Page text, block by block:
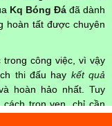
Kq Bóng Đá đã dành
hoàn tất được chuyên
công việc, vì vậy
thi đấu hay kết quả
hoàn hảo nhất. Tuy
trọn vẹn, chỉ cần